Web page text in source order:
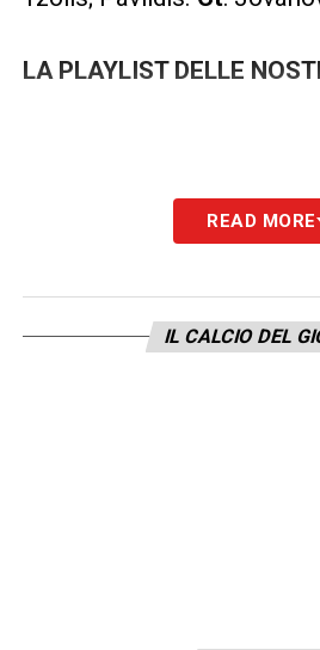
LA PLAYLIST DELLE
READ MORE
IL CALCIO DEL